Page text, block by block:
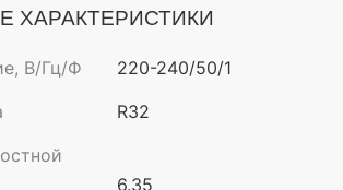
ХАРАКТЕРИСТИКИ
В/Гц/Ф
220-240/50/1
R32
6.35